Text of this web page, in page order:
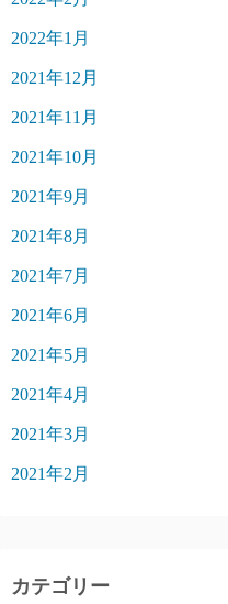
2022年1月
2021年12月
2021年11月
2021年10月
2021年9月
2021年8月
2021年7月
2021年6月
2021年5月
2021年4月
2021年3月
2021年2月
カテゴリー